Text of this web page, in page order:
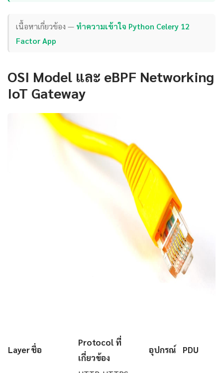
เนื้อหาเกี่ยวข้อง — ทำความเข้าใจ Python Celery 12
Factor App
OSI Model และ eBPF Networking
IoT Gateway
Layerชื่อ
Protocol ที่
เกี่ยวข้อง
อุปกรณ์ PDU